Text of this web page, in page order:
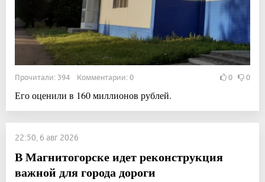
Прочитали: 394 Комментарии: 0 0 0
Его оценили в 160 миллионов рублей.
22:50, 6 авг 2026
В Магнитогорске идет реконструкция
важной для города дороги